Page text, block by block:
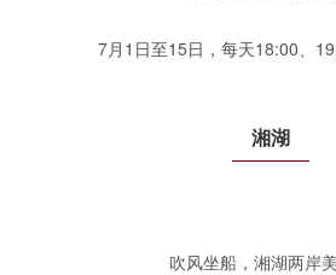
7月1日至15日，每天18:00、
湘湖
吹风坐船，湘湖两岸